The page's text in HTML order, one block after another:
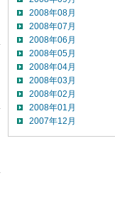
2008年08月
2008年07月
2008年06月
2008年05月
2008年04月
2008年03月
2008年02月
2008年01月
2007年12月